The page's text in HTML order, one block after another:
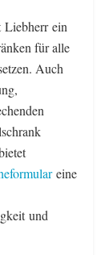
Liebherr ein
für alle
Auch
eine
und